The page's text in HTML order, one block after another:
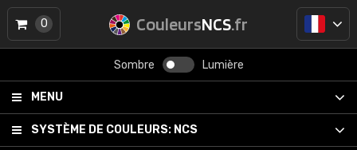
CouleursNCS.fr
Sombre Lumière
MENU
SYSTÈME DE COULEURS: NCS
0